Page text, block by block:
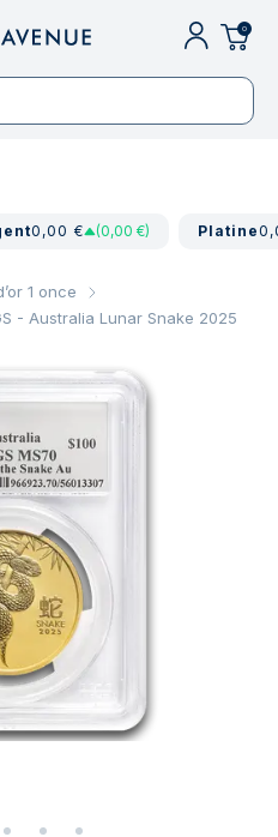
0
0,00 € (0,00 €) Platine
1 once
- Australia Lunar Snake 2025